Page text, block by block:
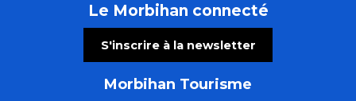
Le Morbihan connecté
S'inscrire à la newsletter
Morbihan Tourisme